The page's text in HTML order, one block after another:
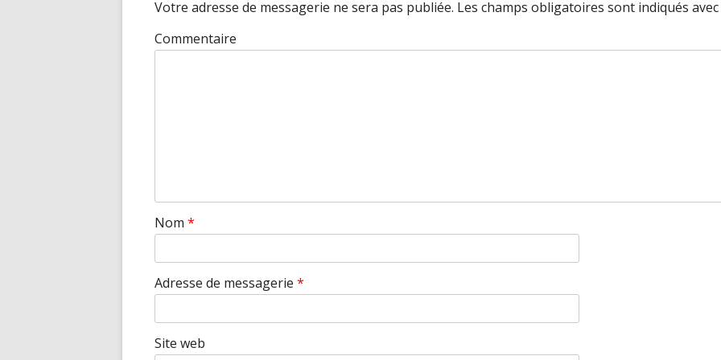
Votre adresse de messagerie ne sera pas publiée. Les champs obligatoires sont indiqués avec
Commentaire
Nom *
Adresse de messagerie *
Site web